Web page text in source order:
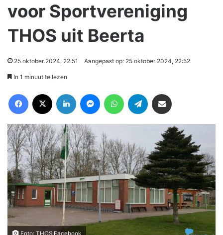
voor Sportvereniging
THOS uit Beerta
25 oktober 2024, 22:51 Aangepast op: 25 oktober 2024, 22:52
In 1 minuut te lezen
Foto: THOS Facebook